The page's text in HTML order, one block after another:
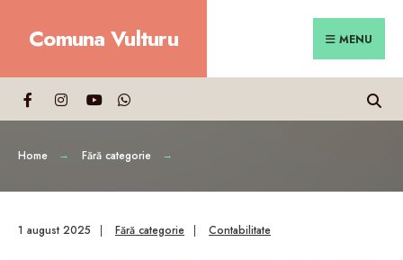
Comuna Vulturu MENU
Home Fără categorie
1 august 2025 | Fără categorie | Contabilitate
for:
Close